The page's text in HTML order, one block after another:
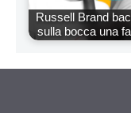
Russell Brand
sulla bocca una